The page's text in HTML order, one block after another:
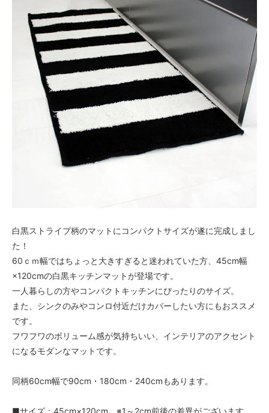
白黒ストライプ柄のマットにコンパクトサイズが遂に完成しまし
た！
60ｃｍ幅ではちょっと大きすぎると迷われていた方、45cm幅
×120cmの白黒キッチンマットが登場です。
一人暮らしの方やコンパクトキッチンにぴったりのサイズ。
また、シンクのみやコンロ付近だけカバーしたい方にもおススメ
です。
フワフワのボリューム感が気持ちいい、インテリアのアクセント
になるモダンなマットです。
同柄60cm幅で90cm・180cm・240cmもあります。
■サイズ：45cm×120cm ※1～2cm前後の差異がございます。